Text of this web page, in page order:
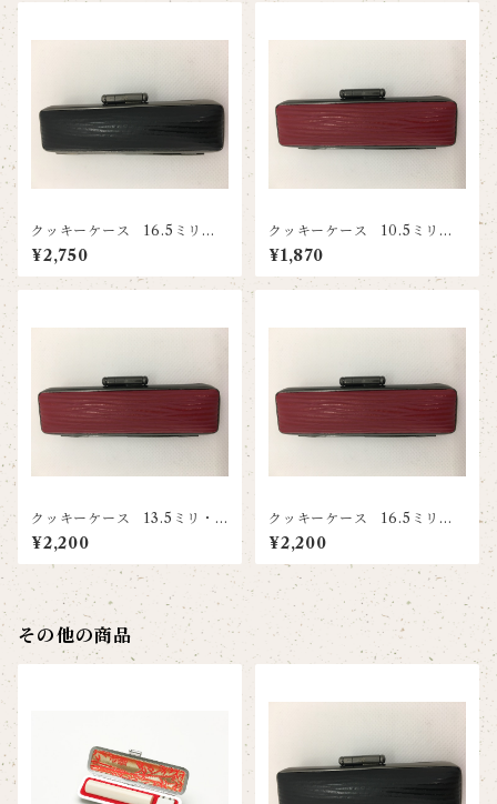
クッキーケース 16.5ミリ・1
8ミリ兼用 ブラック
¥2,750
クッキーケース 10.5ミリ・1
2ミリ兼用 レッド
¥1,870
クッキーケース 13.5ミリ・1
5ミリ兼用 レッド
¥2,200
クッキーケース 16.5ミリ・1
8ミリ兼用 レッド
¥2,200
その他の商品